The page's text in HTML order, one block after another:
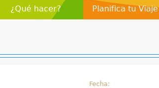
¿Qué hacer? Planifica tu Viaje
Fecha: